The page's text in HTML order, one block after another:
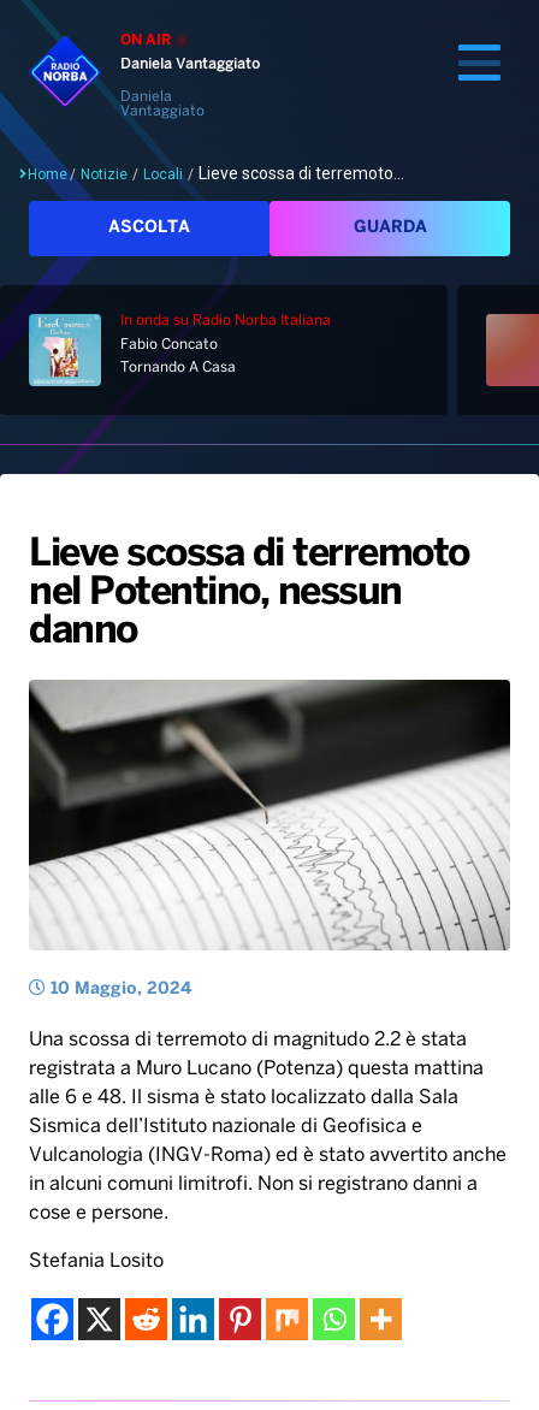
ON AIR
Daniela Vantaggiato
Daniela
Vantaggiato
Cerca
Home
Palinsesto
Hit Dance
Giochi&Concorsi
PALATOUR
Notizie
Locali
Musica e Spettacolo
Sport
Radio Norba Consiglia
Leggerissime
Playlist
Generale
Notiziario
Interviste
Oroscopo
Speciale Astrabilia 2026
Gallery
Radio Norba News TV
Voce al Bari
Battiti Live 2026
Gallery
Home/ Notizie / Locali / Lieve scossa di terremoto...
ASCOLTA GUARDA
In onda su Radio Norba Italiana
Fabio Concato
Tornando A Casa
Lieve scossa di terremoto
nel Potentino, nessun
danno
10 Maggio, 2024
Una scossa di terremoto di magnitudo 2.2 è stata
registrata a Muro Lucano (Potenza) questa mattina
alle 6 e 48. Il sisma è stato localizzato dalla Sala
Sismica dell’Istituto nazionale di Geofisica e
Vulcanologia (INGV-Roma) ed è stato avvertito anche
in alcuni comuni limitrofi. Non si registrano danni a
cose e persone.
Stefania Losito